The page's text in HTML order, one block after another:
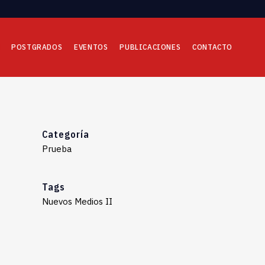
POSTGRADOS EVENTOS PUBLICACIONES CONTACTO
Categoría
Prueba
Tags
Nuevos Medios II